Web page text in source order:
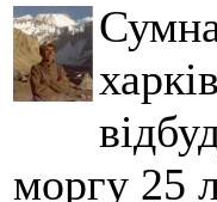
моргу 25